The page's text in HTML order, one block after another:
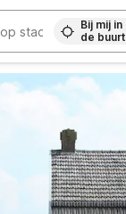
Bij mij in
de buurt